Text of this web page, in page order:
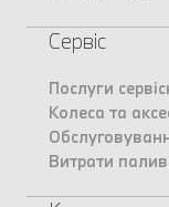
Сервіс
Послуги
Колеса та
Витрати